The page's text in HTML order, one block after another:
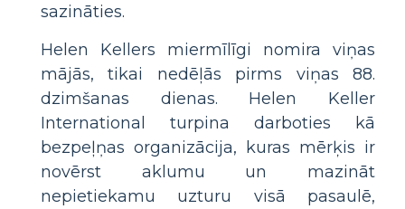
sazināties.
Helen Kellers miermīlīgi nomira viņas
mājās, tikai nedēļās pirms viņas 88.
dzimšanas dienas. Helen Keller
International turpina darboties kā
bezpeļņas organizācija, kuras mērķis ir
novērst aklumu un mazināt
nepietiekamu uzturu visā pasaulē,